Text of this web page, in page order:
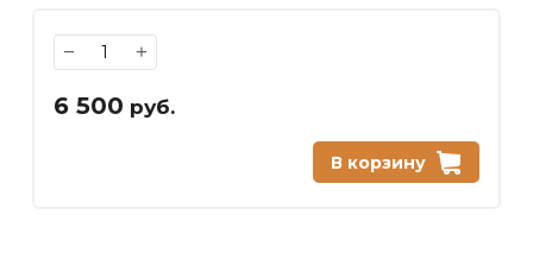
− +
6 500 руб.
В корзину